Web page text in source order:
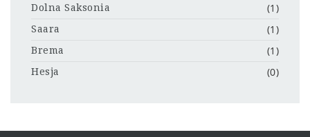
Dolna Saksonia (1)
Saara (1)
Brema (1)
Hesja (0)